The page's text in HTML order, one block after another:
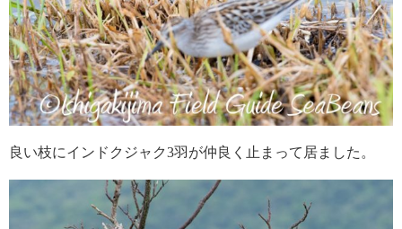
良い枝にインドクジャク3羽が仲良く止まって居ました。